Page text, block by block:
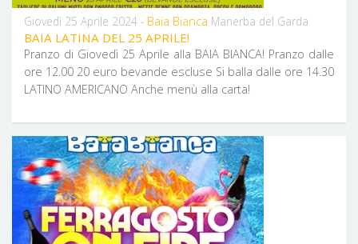
Giovedì 25 Aprile 2024 - Baia Bianca Manerba del Garda
BAIA LATINA DEL 25 APRILE!
Pranzo di Giovedì 25 Aprile alla BAIA BIANCA! Pranzo dalle
ore 12.00 20 euro bevande escluse ​​​​​​​Si balla dalle ore 14.30
LATINO AMERICANO Anche menù alla carta!